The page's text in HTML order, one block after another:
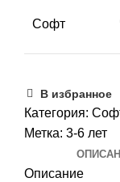
Софт
В избранное
Категория:
Метка: 3-6 лет
Описание